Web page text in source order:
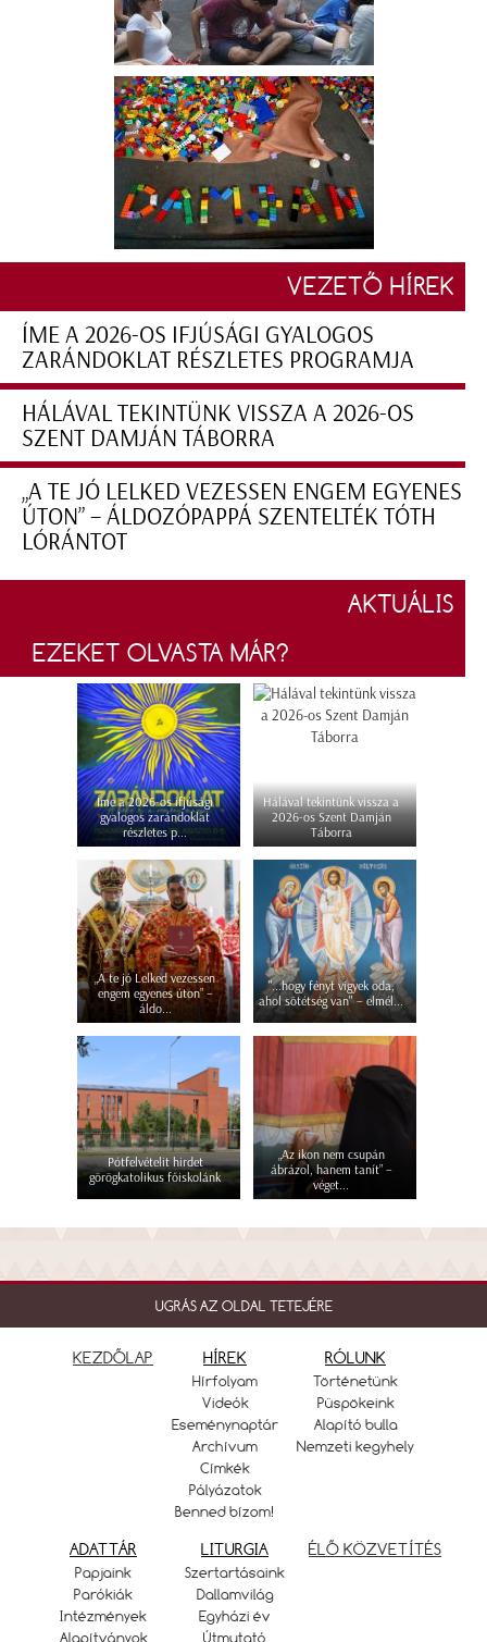
VEZETŐ HÍREK
ÍME A 2026-OS IFJÚSÁGI GYALOGOS
ZARÁNDOKLAT RÉSZLETES PROGRAMJA
HÁLÁVAL TEKINTÜNK VISSZA A 2026-OS
SZENT DAMJÁN TÁBORRA
„A TE JÓ LELKED VEZESSEN ENGEM EGYENES
ÚTON” – ÁLDOZÓPAPPÁ SZENTELTÉK TÓTH
LÓRÁNTOT
AKTUÁLIS
EZEKET OLVASTA MÁR?
Íme a 2026-os ifjúsági
gyalogos zarándoklat
részletes p...
Hálával tekintünk vissza a
2026-os Szent Damján
Táborra
„A te jó Lelked vezessen
engem egyenes úton” –
áldo...
"...hogy fényt vigyek oda,
ahol sötétség van" – elmél...
Pótfelvételit hirdet
görögkatolikus főiskolánk
„Az ikon nem csupán
ábrázol, hanem tanít” –
véget...
UGRÁS AZ OLDAL TETEJÉRE
KEZDŐLAP HÍREK
Hírfolyam
Videók
Eseménynaptár
Archívum
Címkék
Pályázatok
Benned bízom!
RÓLUNK
Történetünk
Püspökeink
Alapító bulla
Nemzeti kegyhely
ADATTÁR
Papjaink
Parókiák
Intézmények
Alapítványok
LITURGIA
Szertartásaink
Dallamvilág
Egyházi év
Útmutató
ÉLŐ KÖZVETÍTÉS